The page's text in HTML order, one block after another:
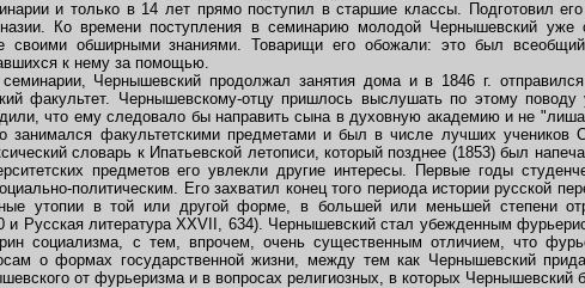
и только в 14 лет прямо поступил в старшие классы. Подготовил
Ко времени поступления в семинарию молодой Чернышевский уже
своими обширными знаниями. Товарищи его обожали: это был
к нему за помощью.
Чернышевский продолжал занятия дома и в 1846 г. отправился
факультет. Чернышевскому-отцу пришлось выслушать по этому поводу
что ему следовало бы направить сына в духовную академию и не
занимался факультетскими предметами и был в числе лучших учеников
словарь к Ипатьевской летописи, который позднее (1853) был
предметов его увлекли другие интересы. Первые годы
политическим. Его захватил конец того периода истории русской
утопии в той или другой форме, в большей или меньшей степени
Русская литература XXVII, 634). Чернышевский стал убежденным
социализма, с тем, впрочем, очень существенным отличием, что
о формах государственной жизни, между тем как Чернышевский
от фурьеризма и в вопросах религиозных, в которых